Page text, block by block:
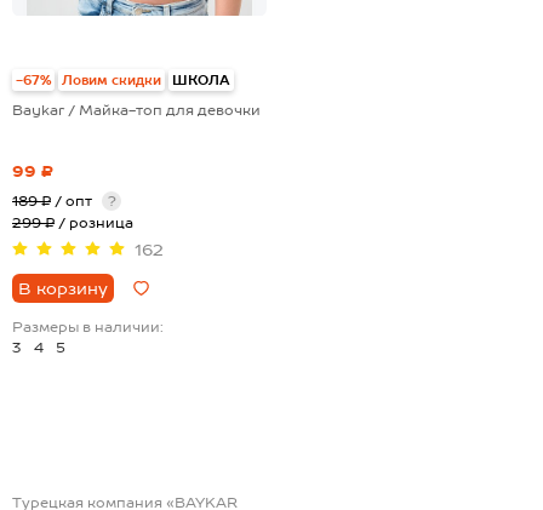
-67% Ловим скидки ШКОЛА
Baykar / Майка-топ для девочки
99 ₽
189 ₽ / опт
?
299 ₽ / розница
162
В корзину
Размеры в наличии:
3
4 5
Турецкая компания «BAYKAR